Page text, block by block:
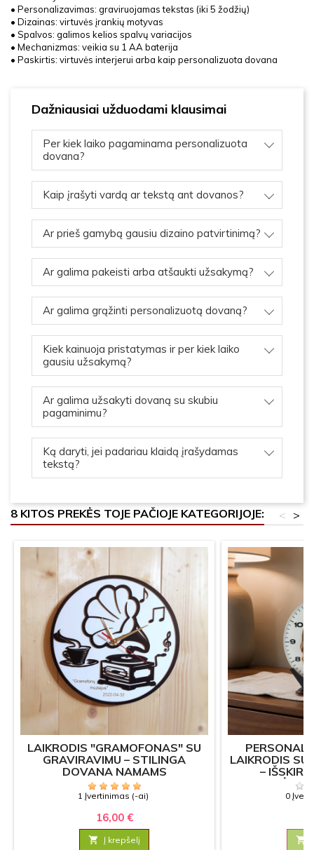
• Personalizavimas: graviruojamas tekstas (iki 5 žodžių)
• Dizainas: virtuvės įrankių motyvas
• Spalvos: galimos kelios spalvų variacijos
• Mechanizmas: veikia su 1 AA baterija
• Paskirtis: virtuvės interjerui arba kaip personalizuota dovana
Dažniausiai užduodami klausimai
Per kiek laiko pagaminama personalizuota
dovana?
Kaip įrašyti vardą ar tekstą ant dovanos?
Ar prieš gamybą gausiu dizaino patvirtinimą?
Ar galima pakeisti arba atšaukti užsakymą?
Ar galima grąžinti personalizuotą dovaną?
Kiek kainuoja pristatymas ir per kiek laiko
gausiu užsakymą?
Ar galima užsakyti dovaną su skubiu
pagaminimu?
Ką daryti, jei padariau klaidą įrašydamas
tekstą?
8 KITOS PREKĖS TOJE PAČIOJE KATEGORIJOJE: >
<
LAIKRODIS "GRAMOFONAS" SU
GRAVIRAVIMU – STILINGA
DOVANA NAMAMS
1 Įvertinimas (-ai)
16,00 €
 Į krepšelį
LAIKRODIS SU
–
0
